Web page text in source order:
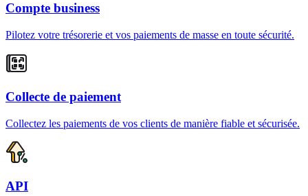
Compte business
Pilotez votre trésorerie et vos paiements de masse en toute sécurité.
Collecte de paiement
Collectez les paiements de vos clients de manière fiable et sécurisée.
API